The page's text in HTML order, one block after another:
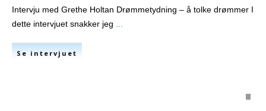
Intervju med Grethe Holtan Drømmetydning – å tolke drømmer I
dette intervjuet snakker jeg
Se intervjuet